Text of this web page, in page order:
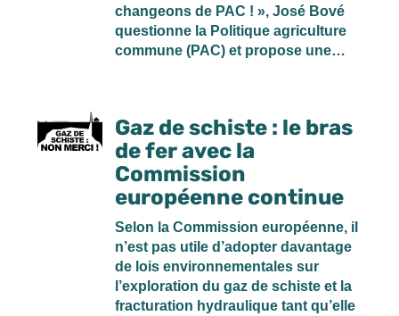
changeons de PAC ! », José Bové
questionne la Politique agriculture
commune (PAC) et propose une…
Gaz de schiste : le bras
de fer avec la
Commission
européenne continue
Selon la Commission européenne, il
n’est pas utile d’adopter davantage
de lois environnementales sur
l’exploration du gaz de schiste et la
fracturation hydraulique tant qu’elle